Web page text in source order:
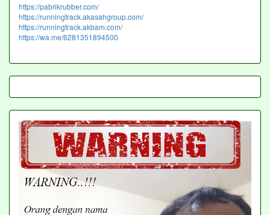
https://pabrikrubber.com/
https://runningtrack.akasahgroup.com/
https://runningtrack.akbam.com/
https://wa.me/6281351894500